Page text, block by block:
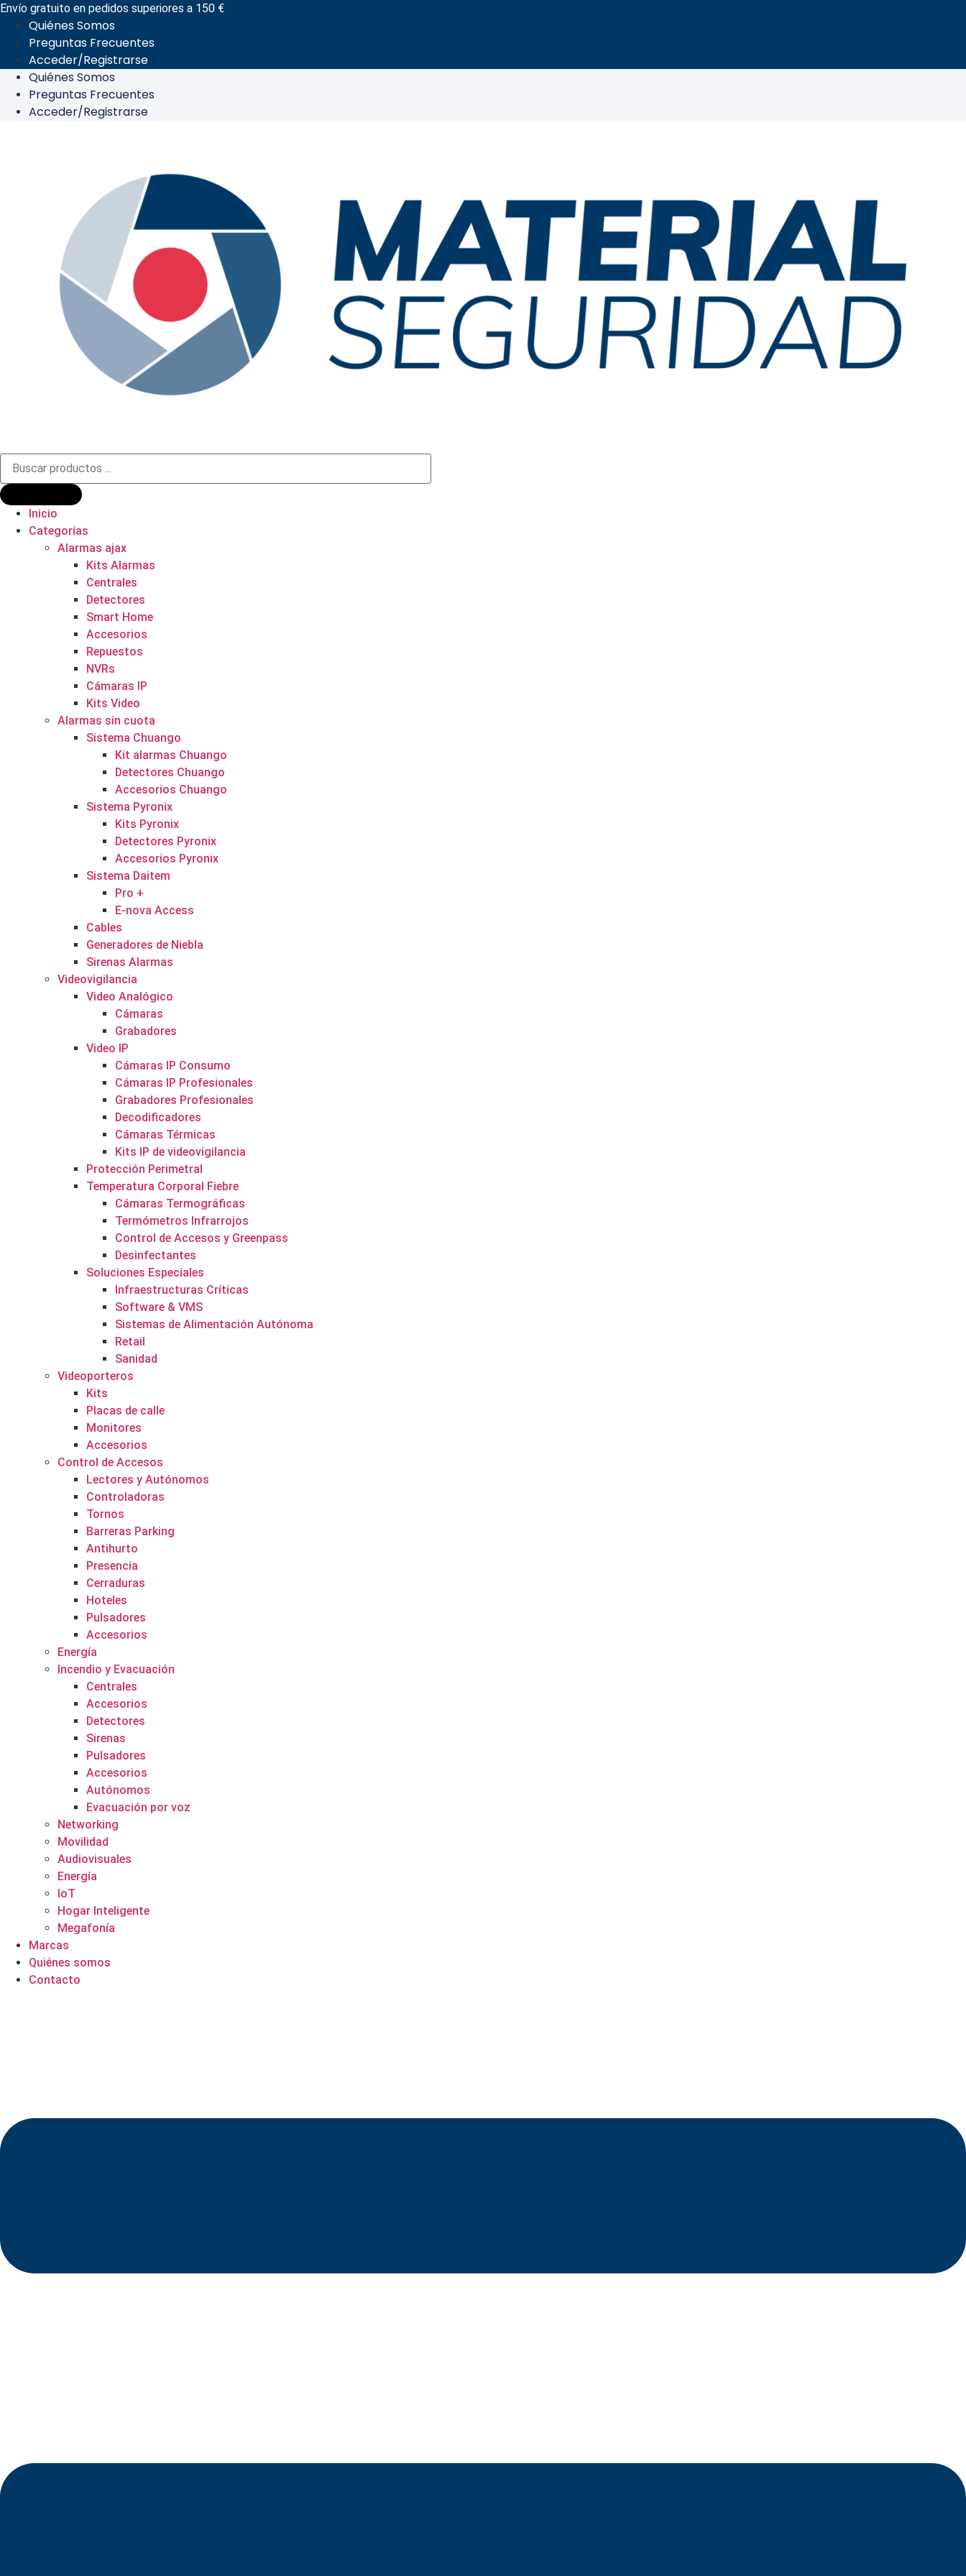
Ir
contenido
Envío gratuito en pedidos superiores a 150 €
Quiénes Somos
Preguntas Frecuentes
Acceder/Registrarse
Quiénes Somos
Preguntas Frecuentes
Acceder/Registrarse
Búsqueda
productos
Inicio
Categorías
Alarmas ajax
Kits Alarmas
Centrales
Detectores
Smart Home
Accesorios
Repuestos
NVRs
Cámaras IP
Kits Video
Alarmas sin cuota
Sistema Chuango
Kit alarmas Chuango
Detectores Chuango
Accesorios Chuango
Sistema Pyronix
Kits Pyronix
Detectores Pyronix
Accesorios Pyronix
Sistema Daitem
Pro +
E-nova Access
Cables
Generadores de Niebla
Sirenas Alarmas
Videovigilancia
Video Analógico
Cámaras
Grabadores
Video IP
Cámaras IP Consumo
Cámaras IP Profesionales
Grabadores Profesionales
Decodificadores
Cámaras Térmicas
Kits IP de videovigilancia
Protección Perimetral
Temperatura Corporal Fiebre
Cámaras Termográficas
Termómetros Infrarrojos
Control de Accesos y Greenpass
Desinfectantes
Soluciones Especiales
Infraestructuras Críticas
Software & VMS
Sistemas de Alimentación Autónoma
Retail
Sanidad
Videoporteros
Kits
Placas de calle
Monitores
Accesorios
Control de Accesos
Lectores y Autónomos
Controladoras
Tornos
Barreras Parking
Antihurto
Presencia
Cerraduras
Hoteles
Pulsadores
Accesorios
Energía
Incendio y Evacuación
Centrales
Accesorios
Detectores
Sirenas
Pulsadores
Accesorios
Autónomos
Evacuación por voz
Networking
Movilidad
Audiovisuales
Energía
IoT
Hogar Inteligente
Megafonía
Marcas
Quiénes somos
Contacto